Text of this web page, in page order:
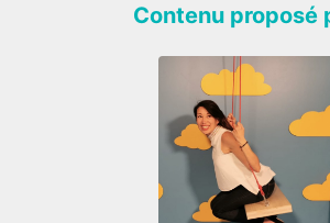
Contenu proposé